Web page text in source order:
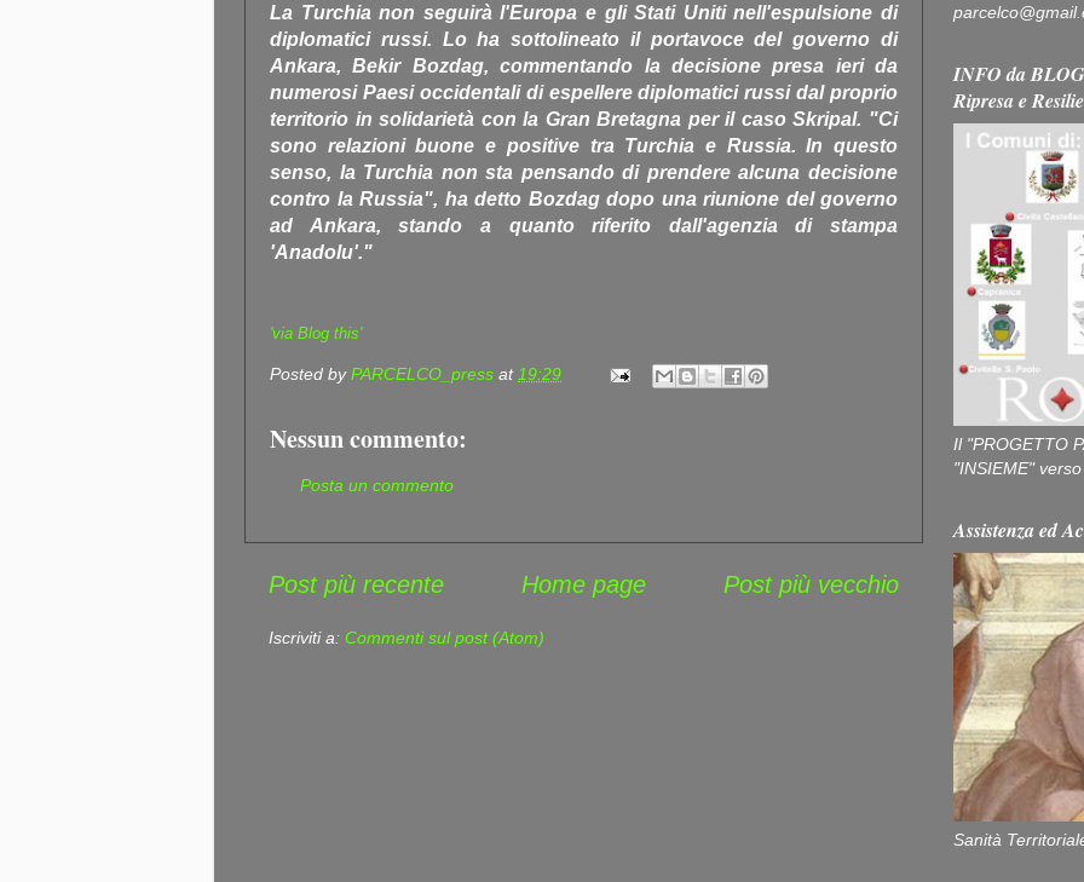
La Turchia non seguirà l'Europa e gli Stati Uniti nell'espulsione di
diplomatici russi. Lo ha sottolineato il portavoce del governo di
Ankara, Bekir Bozdag, commentando la decisione presa ieri da
numerosi Paesi occidentali di espellere diplomatici russi dal proprio
territorio in solidarietà con la Gran Bretagna per il caso Skripal. "Ci
sono relazioni buone e positive tra Turchia e Russia. In questo
senso, la Turchia non sta pensando di prendere alcuna decisione
contro la Russia", ha detto Bozdag dopo una riunione del governo
ad Ankara, stando a quanto riferito dall'agenzia di stampa
'Anadolu'."
'via Blog this'
Posted byPARCELCO_press at19:29
Nessun commento:
Posta un commento
Post più recente Post più vecchio
Home page
Iscriviti a: Commenti sul post (Atom)
INFO da
Ripresa e
Il "PROGETTO
"INSIEME"
Assistenza ed
Sanità